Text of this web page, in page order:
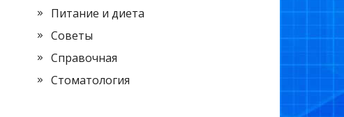
Питание и диета
Советы
Справочная
Стоматология